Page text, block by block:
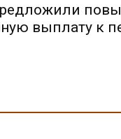
выплату к